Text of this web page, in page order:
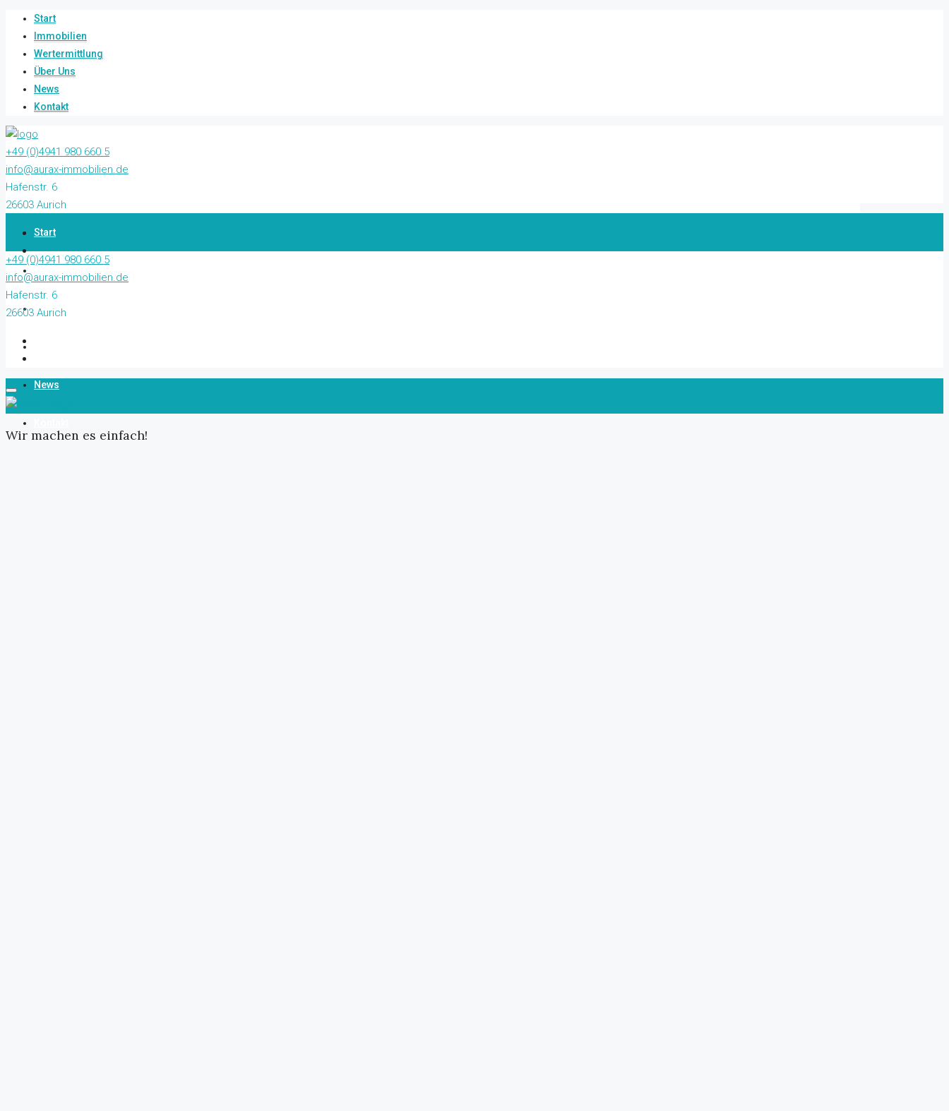
Start
Immobilien
Wertermittlung
Über Uns
News
Kontakt
+49 (0)4941 980 660 5
info@aurax-immobilien.de
Hafenstr. 6
26603 Aurich
Start
Wertermittlung
News
+49 (0)4941 980 660 5
info@aurax-immobilien.de
Hafenstr. 6
26603 Aurich
Wir machen es einfach!